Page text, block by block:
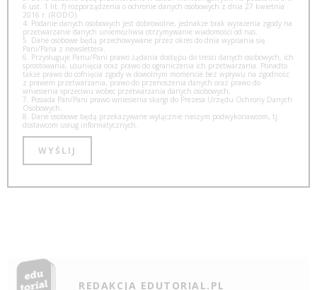
6 ust. 1 lit. f) rozporządzenia o ochronie danych osobowych z dnia 27 kwietnia
2016 r. (RODO).
4. Podanie danych osobowych jest dobrowolne, jednakże brak wyrażenia zgody na
przetwarzanie danych uniemożliwia otrzymywanie wiadomości od nas.
5. Dane osobowe będą przechowywane przez okres do dnia wypisania się
Pani/Pana z newslettera.
6. Przysługuje Panu/Pani prawo żądania dostępu do treści danych osobowych, ich
sprostowania, usunięcia oraz prawo do ograniczenia ich przetwarzania. Ponadto
także prawo do cofnięcia zgody w dowolnym momencie bez wpływu na zgodność
z prawem przetwarzania, prawo do przenoszenia danych oraz prawo do
wniesienia sprzeciwu wobec przetwarzania danych osobowych,
7. Posiada Pan/Pani prawo wniesienia skargi do Prezesa Urzędu Ochrony Danych
Osobowych.
8. Dane osobowe będą przekazywane wyłącznie naszym podwykonawcom, tj.
dostawcom usług informatycznych.
REDAKCJA EDUTORIAL.PL